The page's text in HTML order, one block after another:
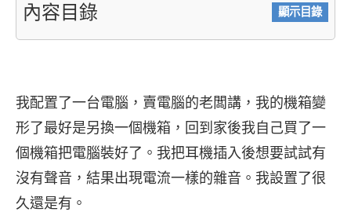
內容目錄 顯示目錄
我配置了一台電腦，賣電腦的老闆講，我的機箱變
形了最好是另換一個機箱，回到家後我自己買了一
個機箱把電腦裝好了。我把耳機插入後想要試試有
沒有聲音，結果出現電流一樣的雜音。我設置了很
久還是有。